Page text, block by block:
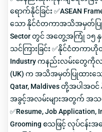
ရောက်နိုင်ခြင်း ✅ASEAN
သော နိုင်ငံတကာအသိအမှတ်ပြုလ
Sector တွင် အတွေ့အကြုံ ၁၅ နှ
သင်ကြားခြင်း ✅နိုင်ငံတကာဟို
Industry ကနည်းလမ်းတွေကိုလက်
(UK) က အသိအမှတ်ပြုထားသော
Qatar, Maldives တို့အပါအဝ
အခွင့်အလမ်းများအတွက် အသင့်ဖ
✅Resume, Job Application,
Grooming စသဖြင့် လုပ်င